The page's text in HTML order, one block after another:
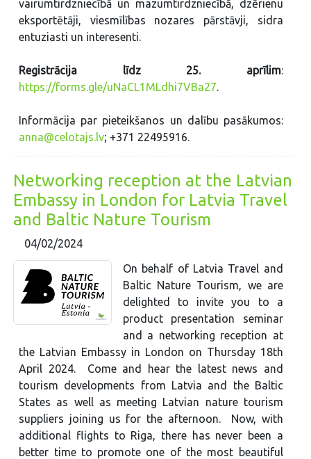
vairumtirdzniecībā un mazumtirdzniecībā, dzērienu
eksportētāji, viesmīlības nozares pārstāvji, sidra
entuziasti un interesenti.
Registrācija līdz 25. aprīlim:
https://forms.gle/uNaCL1MLdhi7VBa27.
Informācija par pieteikšanos un dalību pasākumos:
anna@celotajs.lv; +371 22495916.
Networking reception at the Latvian
Embassy in London for Latvia Travel
and Baltic Nature Tourism
04/02/2024
On behalf of Latvia Travel and
Baltic Nature Tourism, we are
delighted to invite you to a
product presentation seminar
and a networking reception at
the Latvian Embassy in London on Thursday 18th
April 2024. Come and hear the latest news and
tourism developments from Latvia and the Baltic
States as well as meeting Latvian nature tourism
suppliers joining us for the afternoon. Now, with
additional flights to Riga, there has never been a
better time to promote one of the most beautiful